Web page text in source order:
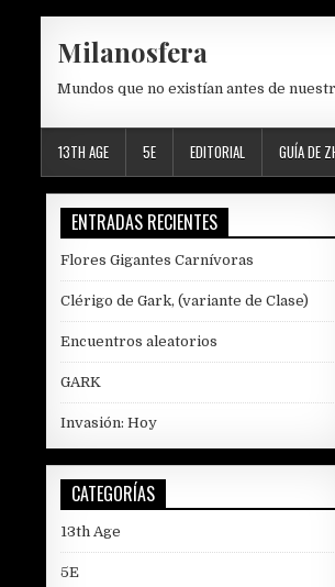
Milanosfera
Mundos que no existían antes de
13TH AGE 5E EDITORIAL GUÍA DE
ENTRADAS RECIENTES
Flores Gigantes Carnívoras
Clérigo de Gark, (variante de Clase)
Encuentros aleatorios
GARK
Invasión: Hoy
CATEGORÍAS
13th Age
5E